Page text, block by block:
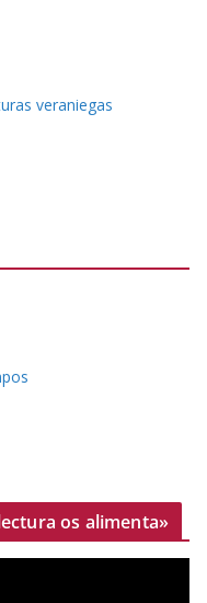
veraniegas
os alimenta»